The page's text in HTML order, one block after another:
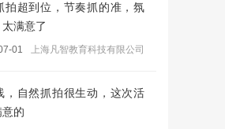
拍超到位，节奏抓的准，氛
满意了
01 上海凡智教育科技有限公司
，自然抓拍很生动，这次活
的